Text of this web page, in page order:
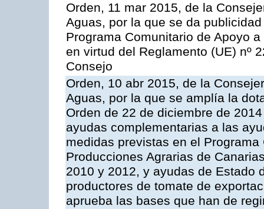
Orden, 11 mar 2015, de la
Aguas, por la que se da
Programa Comunitario de Apoyo
en virtud del Reglamento (UE) nº
Consejo
Orden, 10 abr 2015, de la
Aguas, por la que se amplía la
Orden de 22 de diciembre de
ayudas complementarias a las
medidas previstas en el
Producciones Agrarias de
2010 y 2012, y ayudas de Estado
productores de tomate de
aprueba las bases que han de